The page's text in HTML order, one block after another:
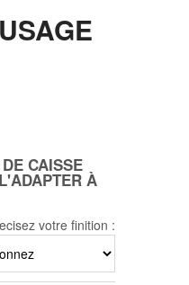
CAISSE
À
votre finition :